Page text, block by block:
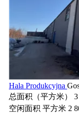
Hala Produkcyjna
总面积（平方米）
空闲面积 平方米 2